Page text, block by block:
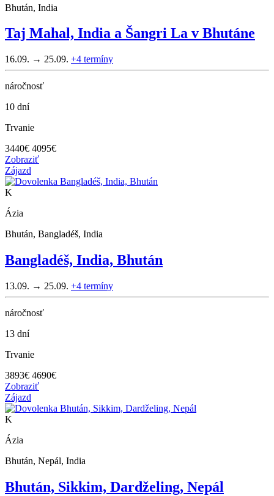
Bhután, India
Taj Mahal, India a Šangri La v Bhutáne
16.09. → 25.09. +4 termíny
náročnosť
10 dní
Trvanie
3440€ 4095€
Zobraziť
Zájazd
K
Ázia
Bhután, Bangladéš, India
Bangladéš, India, Bhután
13.09. → 25.09. +4 termíny
náročnosť
13 dní
Trvanie
3893€ 4690€
Zobraziť
Zájazd
K
Ázia
Bhután, Nepál, India
Bhután, Sikkim, Dardželing, Nepál